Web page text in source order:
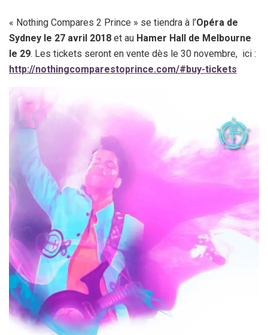
« Nothing Compares 2 Prince » se tiendra à l’Opéra de
Sydney le 27 avril 2018 et au Hamer Hall de Melbourne
le 29. Les tickets seront en vente dès le 30 novembre, ici :
http://nothingcomparestoprince.com/#buy-tickets